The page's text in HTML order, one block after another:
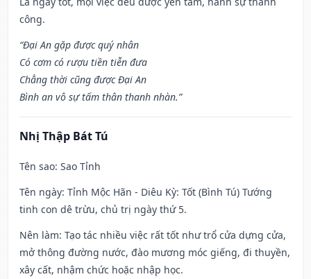
công.
“Đại An gặp được quý nhân
Có cơm có rượu tiền tiễn đưa
Chẳng thời cũng được Đại An
Bình an vô sự tấm thân thanh nhàn.”
Nhị Thập Bát Tú
Tên sao: Sao Tỉnh
Tên ngày: Tỉnh Mộc Hãn - Diêu Kỳ: Tốt (Bình Tú) Tướng
tinh con dê trừu, chủ trị ngày thứ 5.
Nên làm: Tạo tác nhiều việc rất tốt như trổ cửa dựng cửa,
mở thông đường nước, đào mương móc giếng, đi thuyền,
xây cất, nhậm chức hoặc nhập học.